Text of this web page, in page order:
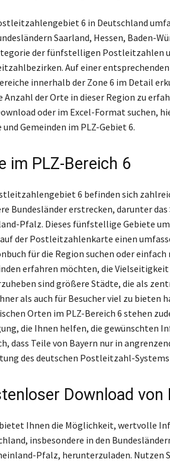
6 in Deutschland
Saarland, Hessen, Baden-
der fünfstelligen Postleitzahlen
Auf einer
innerhalb der Zone 6 im Detail
Anzahl der Orte in dieser Region zu
oder im Excel-Format suchen,
und Gemeinden im PLZ-Gebiet 6.
im PLZ-Bereich 6
6 befinden sich
Bundesländer erstrecken, darunter
Pfalz. Dieses fünfstellige Gebiete
der Postleitzahlenkarte einen
für die Region suchen oder
erfahren möchten, die Vielseitigkeit
sind größere Städte, die als
als auch für Besucher viel zu bieten
Orten im PLZ-Bereich 6 stehen
die Ihnen helfen, die gewünschten
dass Teile von Bayern nur in
des deutschen Postleitzahl-
Download
bietet Ihnen die Möglichkeit, wertvolle
insbesondere in den
Pfalz, herunterzuladen. Nutzen